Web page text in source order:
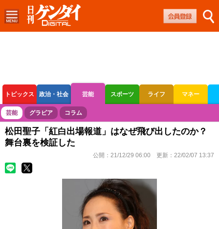
トピックス 政治・社会 芸能 スポーツ ライフ マネー
ボートレース 競輪 オートレース
芸能 グラビア コラム
松田聖子「紅白出場報道」はなぜ飛び出したのか？
舞台裏を検証した
公開： 21/12/29 06:00 更新： 22/02/07 13:37